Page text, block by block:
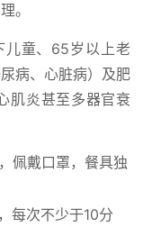
。
童、65岁以上老
病、心脏病）及肥
肌炎甚至多器官衰
佩戴口罩，餐具独
每次不少于10分